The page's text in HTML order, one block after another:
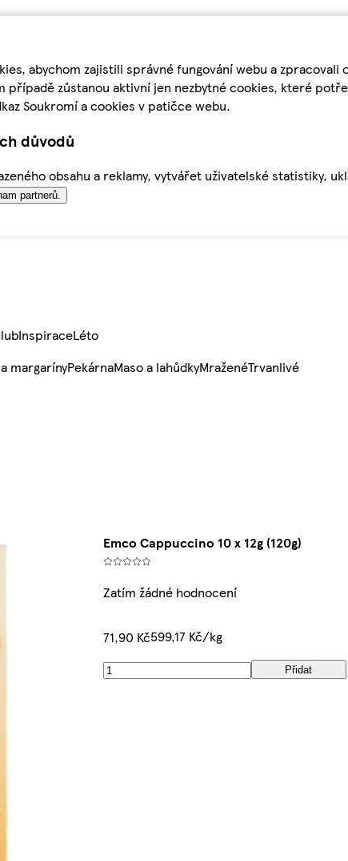
abychom zajistili správné fungování webu a
zůstanou aktivní jen nezbytné cookies, které
Soukromí a cookies v patičce webu.
důvodů
obsahu a reklamy, vytvářet uživatelské statistiky,
partnerů.
InspiraceLéto
margarínyPekárnaMaso a lahůdkyMraženéTrvanlivé
Emco Cappuccino 10 x 12g (120g)
Zatím žádné hodnocení
71,90 Kč599,17 Kč/kg
Přidat